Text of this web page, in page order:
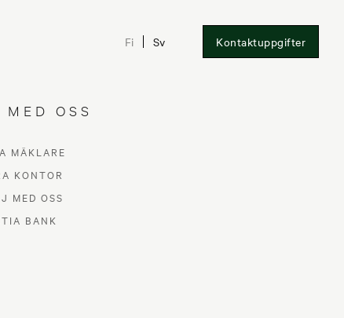
Fi Sv Kontaktuppgifter
OSS
MÄKLARE
KONTOR
MED OSS
BANK